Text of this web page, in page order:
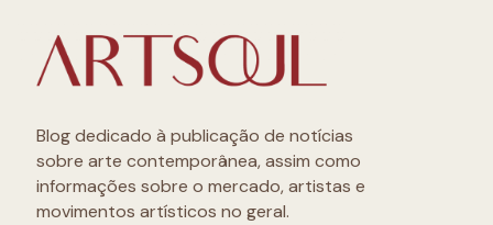
Blog dedicado à publicação de notícias
sobre arte contemporânea, assim como
informações sobre o mercado, artistas e
movimentos artísticos no geral.